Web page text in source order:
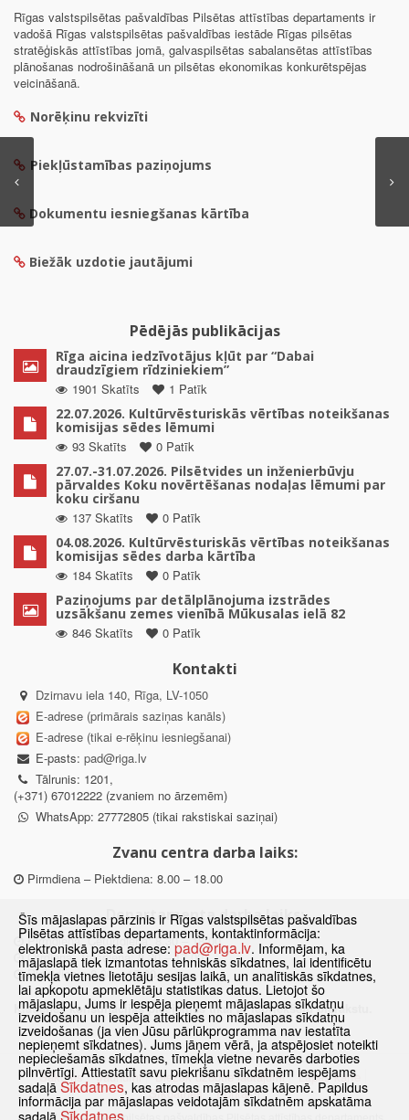
Rīgas valstspilsētas pašvaldības Pilsētas attīstības departaments ir
vadošā Rīgas valstspilsētas pašvaldības iestāde Rīgas pilsētas
stratēģiskās attīstības jomā, galvaspilsētas sabalansētas attīstības
plānošanas nodrošināšanā un pilsētas ekonomikas konkurētspējas
veicināšanā.
Norēķinu rekvizīti
Piekļūstamības paziņojums
Dokumentu iesniegšanas kārtība
Biežāk uzdotie jautājumi
Pēdējās publikācijas
Rīga aicina iedzīvotājus kļūt par “Dabai
draudzīgiem rīdziniekiem”
1901 Skatīts
1 Patīk
22.07.2026. Kultūrvēsturiskās vērtības noteikšanas
komisijas sēdes lēmumi
93 Skatīts
0 Patīk
27.07.-31.07.2026. Pilsētvides un inženierbūvju
pārvaldes Koku novērtēšanas nodaļas lēmumi par
koku ciršanu
137 Skatīts
0 Patīk
04.08.2026. Kultūrvēsturiskās vērtības noteikšanas
komisijas sēdes darba kārtība
184 Skatīts
0 Patīk
Paziņojums par detālplānojuma izstrādes
uzsākšanu zemes vienībā Mūkusalas ielā 82
846 Skatīts
0 Patīk
Kontakti
Dzirnavu iela 140, Rīga, LV-1050
E-adrese (primārais saziņas kanāls)
E-adrese (tikai e-rēķinu iesniegšanai)
E-pasts: pad@riga.lv
Tālrunis: 1201,
(+371) 67012222 (zvaniem no ārzemēm)
WhatsApp: 27772805 (tikai rakstiskai saziņai)
Zvanu centra darba laiks:
Pirmdiena – Piektdiena: 8.00 – 18.00
Departamenta darba laiks:
Pirmdiena, Ceturtdiena: 8.30 – 18.00
Otrdiena, Trešdiena: 8.30 – 17.00
Piektdiena: 8.30 – 15.00
Klātienes konsultācijas pieejamas tikai ar iepriekšēju pierakstu.
Sākums Jaunumi Biežāk uzdotie jautājumi
Lapas karte
Sīkdatnes
Kontakti
Šīs mājaslapas pārzinis ir Rīgas valstspilsētas pašvaldības
Pilsētas attīstības departaments, kontaktinformācija:
elektroniskā pasta adrese: pad@riga.lv. Informējam, ka
mājaslapā tiek izmantotas tehniskās sīkdatnes, lai identificētu
tīmekļa vietnes lietotāju sesijas laikā, un analītiskās sīkdatnes,
lai apkopotu apmeklētāju statistikas datus. Lietojot šo
mājaslapu, Jums ir iespēja pieņemt mājaslapas sīkdatņu
izveidošanu un iespēja atteikties no mājaslapas sīkdatņu
izveidošanas (ja vien Jūsu pārlūkprogramma nav iestatīta
nepieņemt sīkdatnes). Jums jāņem vērā, ja atspējosiet noteikti
nepieciešamās sīkdatnes, tīmekļa vietne nevarēs darboties
pilnvērtīgi. Attiestatīt savu piekrišanu sīkdatnēm iespējams
sadaļā Sīkdatnes, kas atrodas mājaslapas kājenē. Papildus
informācija par mājaslapas veidotajām sīkdatnēm apskatāma
sadaļā Sīkdatnes